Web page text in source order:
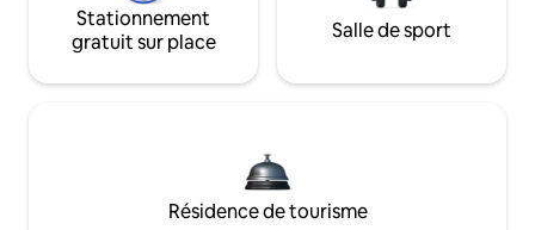
Stationnement
gratuit sur place
Salle de sport
Résidence de tourisme